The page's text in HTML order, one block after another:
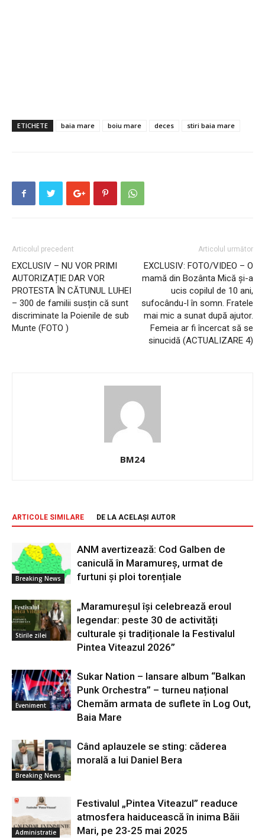
ETICHETE baia mare boiu mare deces stiri baia mare
Articolul precedent
EXCLUSIV – NU VOR PRIMI
AUTORIZAȚIE DAR VOR
PROTESTA ÎN CĂTUNUL LUHEI
– 300 de familii susțin că sunt
discriminate la Poienile de sub
Munte (FOTO )
Articolul următor
EXCLUSIV: FOTO/VIDEO – O
mamă din Bozânta Mică și-a
ucis copilul de 10 ani,
sufocându-l în somn. Fratele
mai mic a sunat după ajutor.
Femeia ar fi încercat să se
sinucidă (ACTUALIZARE 4)
BM24
ARTICOLE SIMILARE DE LA ACELAȘI AUTOR
Breaking News
ANM avertizează: Cod Galben de
caniculă în Maramureș, urmat de
furtuni și ploi torențiale
Stirile zilei
„Maramureșul își celebrează eroul
legendar: peste 30 de activități
culturale și tradiționale la Festivalul
Pintea Viteazul 2026”
Eveniment
Sukar Nation – lansare album “Balkan
Punk Orchestra” – turneu național
Chemăm armata de suflete în Log Out,
Baia Mare
Breaking News
Când aplauzele se sting: căderea
morală a lui Daniel Bera
Administratie
Festivalul „Pintea Viteazul” readuce
atmosfera haiducească în inima Băii
Mari, pe 23-25 mai 2025